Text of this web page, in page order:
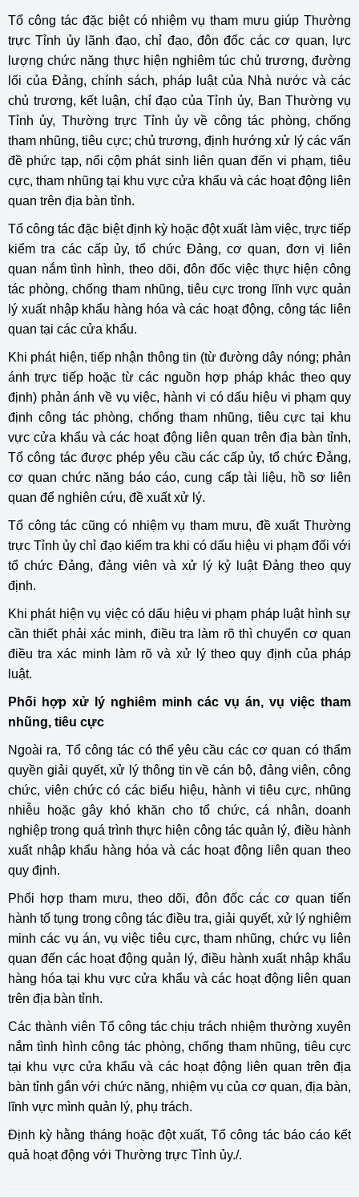
Tổ công tác đặc biệt có nhiệm vụ tham mưu giúp Thường
trực Tỉnh ủy lãnh đạo, chỉ đạo, đôn đốc các cơ quan, lực
lượng chức năng thực hiện nghiêm túc chủ trương, đường
lối của Đảng, chính sách, pháp luật của Nhà nước và các
chủ trương, kết luận, chỉ đạo của Tỉnh ủy, Ban Thường vụ
Tỉnh ủy, Thường trực Tỉnh ủy về công tác phòng, chống
tham nhũng, tiêu cực; chủ trương, định hướng xử lý các vấn
đề phức tạp, nổi cộm phát sinh liên quan đến vi phạm, tiêu
cực, tham nhũng tại khu vực cửa khẩu và các hoạt động liên
quan trên địa bàn tỉnh.
Tổ công tác đặc biệt định kỳ hoặc đột xuất làm việc, trực tiếp
kiểm tra các cấp ủy, tổ chức Đảng, cơ quan, đơn vị liên
quan nắm tình hình, theo dõi, đôn đốc việc thực hiện công
tác phòng, chống tham nhũng, tiêu cực trong lĩnh vực quản
lý xuất nhập khẩu hàng hóa và các hoạt động, công tác liên
quan tại các cửa khẩu.
Khi phát hiện, tiếp nhận thông tin (từ đường dây nóng; phản
ánh trực tiếp hoặc từ các nguồn hợp pháp khác theo quy
định) phản ánh về vụ việc, hành vi có dấu hiệu vi phạm quy
định công tác phòng, chống tham nhũng, tiêu cực tại khu
vực cửa khẩu và các hoạt động liên quan trên địa bàn tỉnh,
Tổ công tác được phép yêu cầu các cấp ủy, tổ chức Đảng,
cơ quan chức năng báo cáo, cung cấp tài liệu, hồ sơ liên
quan để nghiên cứu, đề xuất xử lý.
Tổ công tác cũng có nhiệm vụ tham mưu, đề xuất Thường
trực Tỉnh ủy chỉ đạo kiểm tra khi có dấu hiệu vi phạm đối với
tổ chức Đảng, đảng viên và xử lý kỷ luật Đảng theo quy
định.
Khi phát hiện vụ việc có dấu hiệu vi phạm pháp luật hình sự
cần thiết phải xác minh, điều tra làm rõ thì chuyển cơ quan
điều tra xác minh làm rõ và xử lý theo quy định của pháp
luật.
Phối hợp xử lý nghiêm minh các vụ án, vụ việc tham
nhũng, tiêu cực
Ngoài ra, Tổ công tác có thể yêu cầu các cơ quan có thẩm
quyền giải quyết, xử lý thông tin về cán bộ, đảng viên, công
chức, viên chức có các biểu hiệu, hành vi tiêu cực, nhũng
nhiễu hoặc gây khó khăn cho tổ chức, cá nhân, doanh
nghiệp trong quá trình thực hiện công tác quản lý, điều hành
xuất nhập khẩu hàng hóa và các hoạt động liên quan theo
quy định.
Phối hợp tham mưu, theo dõi, đôn đốc các cơ quan tiến
hành tố tụng trong công tác điều tra, giải quyết, xử lý nghiêm
minh các vụ án, vụ việc tiêu cực, tham nhũng, chức vụ liên
quan đến các hoạt động quản lý, điều hành xuất nhập khẩu
hàng hóa tại khu vực cửa khẩu và các hoạt động liên quan
trên địa bàn tỉnh.
Các thành viên Tổ công tác chịu trách nhiệm thường xuyên
nắm tình hình công tác phòng, chống tham nhũng, tiêu cực
tại khu vực cửa khẩu và các hoạt động liên quan trên địa
bàn tỉnh gắn với chức năng, nhiệm vụ của cơ quan, địa bàn,
lĩnh vực mình quản lý, phụ trách.
Định kỳ hằng tháng hoặc đột xuất, Tổ công tác báo cáo kết
quả hoạt động với Thường trực Tỉnh ủy./.